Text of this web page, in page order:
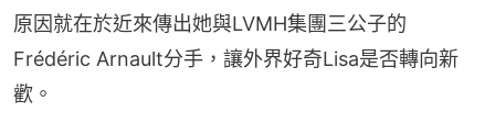
原因就在於近來傳出她與LVMH集團三公子的
Frédéric Arnault分手，讓外界好奇Lisa是否轉向新
歡。